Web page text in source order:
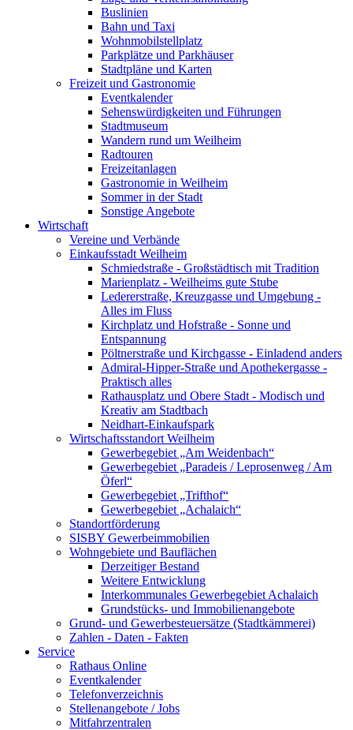
Buslinien
Bahn und Taxi
Wohnmobilstellplatz
Parkplätze und Parkhäuser
Stadtpläne und Karten
Freizeit und Gastronomie
Eventkalender
Sehenswürdigkeiten und Führungen
Stadtmuseum
Wandern rund um Weilheim
Radtouren
Freizeitanlagen
Gastronomie in Weilheim
Sommer in der Stadt
Sonstige Angebote
Wirtschaft
Vereine und Verbände
Einkaufsstadt Weilheim
Schmiedstraße - Großstädtisch mit Tradition
Marienplatz - Weilheims gute Stube
Ledererstraße, Kreuzgasse und Umgebung -
Alles im Fluss
Kirchplatz und Hofstraße - Sonne und
Entspannung
Pöltnerstraße und Kirchgasse - Einladend anders
Admiral-Hipper-Straße und Apothekergasse -
Praktisch alles
Rathausplatz und Obere Stadt - Modisch und
Kreativ am Stadtbach
Neidhart-Einkaufspark
Wirtschaftsstandort Weilheim
Gewerbegebiet „Am Weidenbach“
Gewerbegebiet „Paradeis / Leprosenweg / Am
Öferl“
Gewerbegebiet „Trifthof“
Gewerbegebiet „Achalaich“
Standortförderung
SISBY Gewerbeimmobilien
Wohngebiete und Bauflächen
Derzeitiger Bestand
Weitere Entwicklung
Interkommunales Gewerbegebiet Achalaich
Grundstücks- und Immobilienangebote
Grund- und Gewerbesteuersätze (Stadtkämmerei)
Zahlen - Daten - Fakten
Service
Rathaus Online
Eventkalender
Telefonverzeichnis
Stellenangebote / Jobs
Mitfahrzentralen